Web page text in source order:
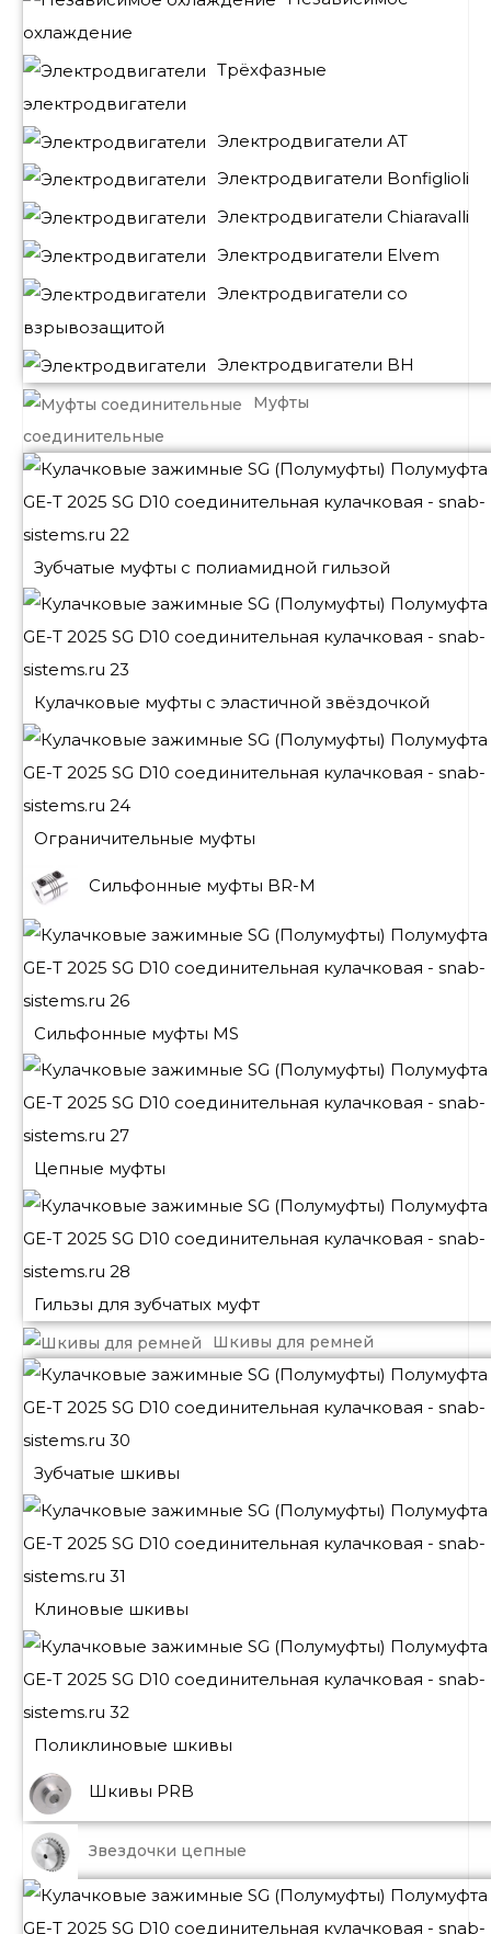
охлаждение
Трёхфазные
электродвигатели
Электродвигатели АТ
Электродвигатели Bonfiglioli
Электродвигатели Chiaravalli
Электродвигатели Elvem
Электродвигатели со
взрывозащитой
Электродвигатели BH
Муфты
соединительные
Зубчатые муфты с полиамидной гильзой
Кулачковые муфты с эластичной звёздочкой
Ограничительные муфты
Сильфонные муфты BR-M
Сильфонные муфты MS
Цепные муфты
Гильзы для зубчатых муфт
Шкивы для ремней
Зубчатые шкивы
Клиновые шкивы
Поликлиновые шкивы
Шкивы PRB
Звездочки цепные